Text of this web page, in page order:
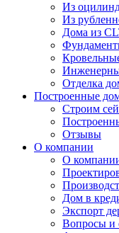
Из
Из
Дома из
Отделка
Построенные
Строим
Отзывы
О компании
О
Дом в
Экспорт
Вопросы и